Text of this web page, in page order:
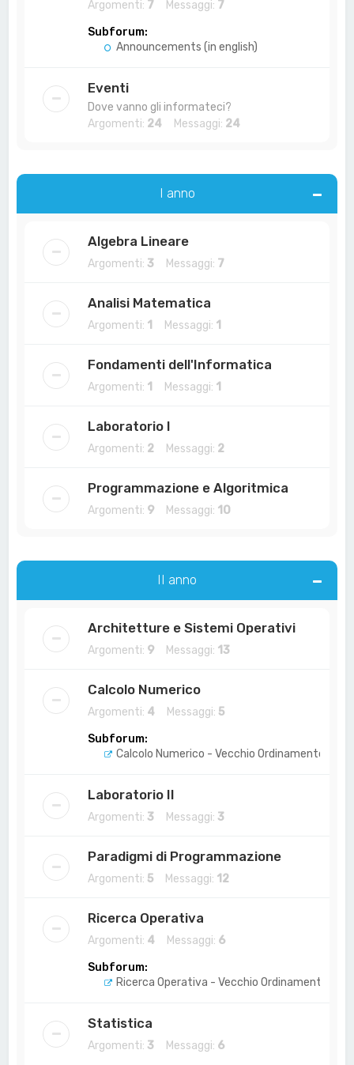
Argomenti: 7 Messaggi: 7
Subforum:
Announcements (in english)
Eventi
Dove vanno gli informateci?
Argomenti: 24 Messaggi: 24
I anno
Algebra Lineare
Argomenti: 3 Messaggi: 7
Analisi Matematica
Argomenti: 1 Messaggi: 1
Fondamenti dell'Informatica
Argomenti: 1 Messaggi: 1
Laboratorio I
Argomenti: 2 Messaggi: 2
Programmazione e Algoritmica
Argomenti: 9 Messaggi: 10
II anno
Architetture e Sistemi Operativi
Argomenti: 9 Messaggi: 13
Calcolo Numerico
Argomenti: 4 Messaggi: 5
Subforum:
Calcolo Numerico - Vecchio Ordinamento
Laboratorio II
Argomenti: 3 Messaggi: 3
Paradigmi di Programmazione
Argomenti: 5 Messaggi: 12
Ricerca Operativa
Argomenti: 4 Messaggi: 6
Subforum:
Ricerca Operativa - Vecchio Ordinamento
Statistica
Argomenti: 3 Messaggi: 6